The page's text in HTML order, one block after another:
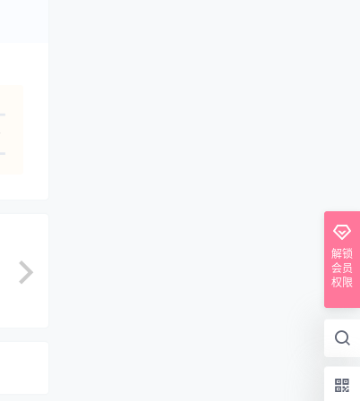
解锁
会员
权限